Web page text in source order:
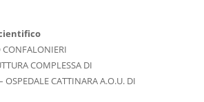
CONFALONIERI
COMPLESSA DI
CATTINARA A.O.U. DI